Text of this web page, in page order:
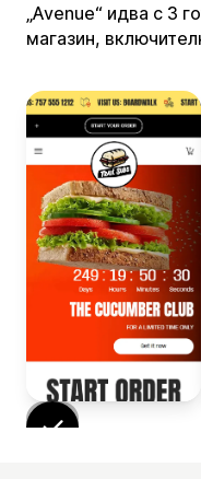
„Avenue“ идва с 3
магазин,